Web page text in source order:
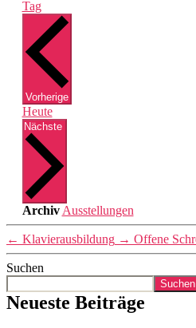
Tag
VorherigeVeranstaltungen
Heute
Nächste
Archiv Ausstellungen
← Klavierausbildung → Offene
Suchen
Suchen
Neueste Beiträge